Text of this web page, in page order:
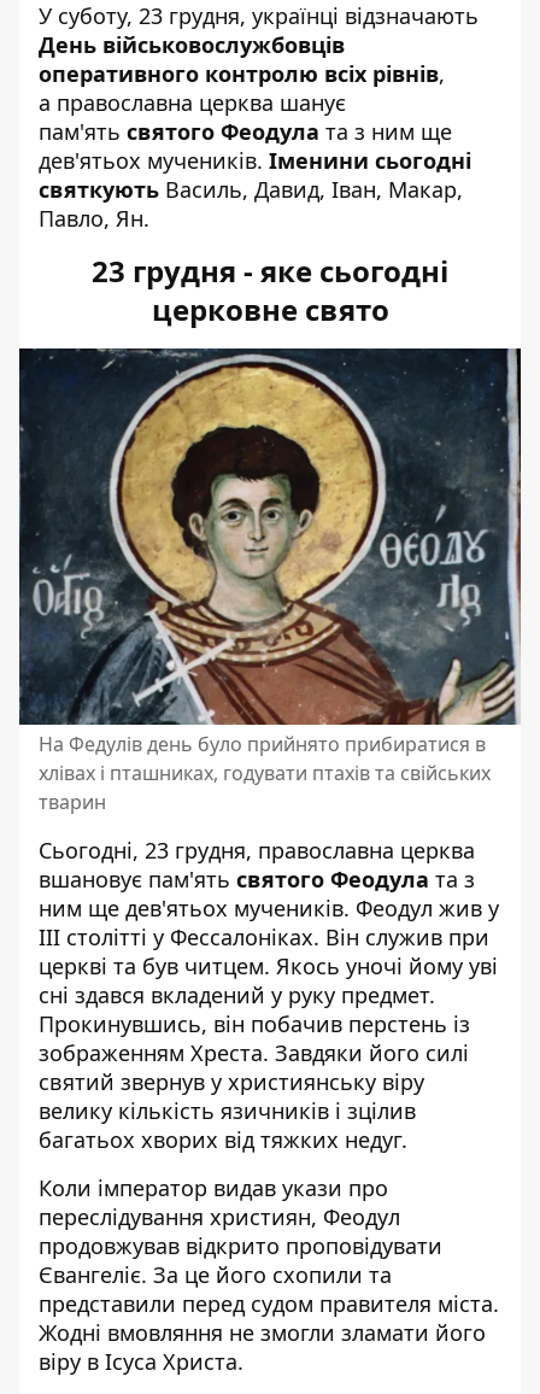
У суботу, 23 грудня, українці відзначають
День військовослужбовців
оперативного контролю всіх рівнів,
а православна церква шанує
пам'ять святого Феодула та з ним ще
дев'ятьох мучеників. Іменини сьогодні
святкують Василь, Давид, Іван, Макар,
Павло, Ян.
23 грудня - яке сьогодні
церковне свято
На Федулів день було прийнято прибиратися в
хлівах і пташниках, годувати птахів та свійських
тварин
Сьогодні, 23 грудня, православна церква
вшановує пам'ять святого Феодула та з
ним ще дев'ятьох мучеників. Феодул жив у
ІІІ столітті у Фессалоніках. Він служив при
церкві та був читцем. Якось уночі йому уві
сні здався вкладений у руку предмет.
Прокинувшись, він побачив перстень із
зображенням Хреста. Завдяки його силі
святий звернув у християнську віру
велику кількість язичників і зцілив
багатьох хворих від тяжких недуг.
Коли імператор видав укази про
переслідування християн, Феодул
продовжував відкрито проповідувати
Євангеліє. За це його схопили та
представили перед судом правителя міста.
Жодні вмовляння не змогли зламати його
віру в Ісуса Христа.